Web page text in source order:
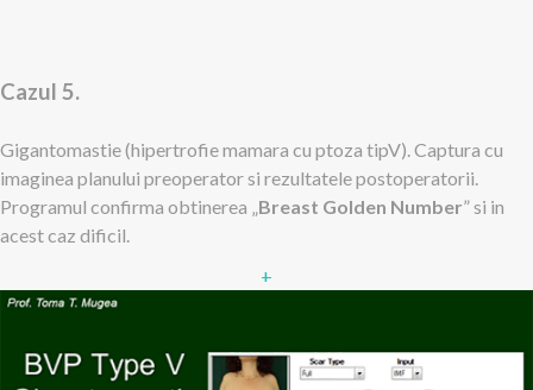
Cazul 5.
Gigantomastie (hipertrofie mamara cu ptoza tipV). Captura cu
imaginea planului preoperator si rezultatele postoperatorii.
Programul confirma obtinerea „Breast Golden Number” si in
acest caz dificil.
+